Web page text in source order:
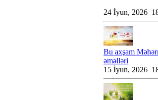
24 İyun, 2026
Bu axşam
əməlləri
15 İyun, 2026